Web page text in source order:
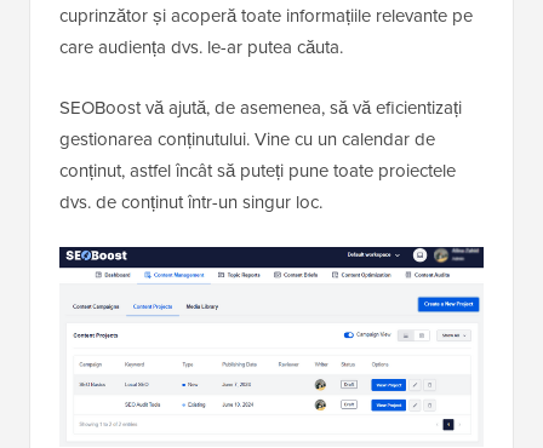
cuprinzător și acoperă toate informațiile relevante pe
care audiența dvs. le-ar putea căuta.
SEOBoost vă ajută, de asemenea, să vă eficientizați
gestionarea conținutului. Vine cu un calendar de
conținut, astfel încât să puteți pune toate proiectele
dvs. de conținut într-un singur loc.